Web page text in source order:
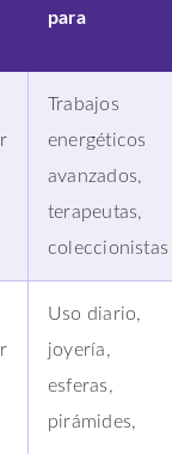
para
Trabajos
energéticos
avanzados,
terapeutas,
coleccionistas
Uso diario,
joyería,
esferas,
pirámides,